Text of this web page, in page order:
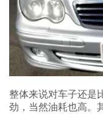
整体来说对车子还是
劲，当然油耗也高。